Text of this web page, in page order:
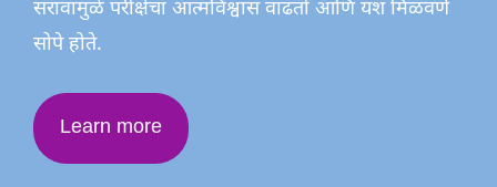
सरावामुळे परीक्षेचा आत्मविश्वास वाढतो आणि यश मिळवणे
सोपे होते.
Learn more